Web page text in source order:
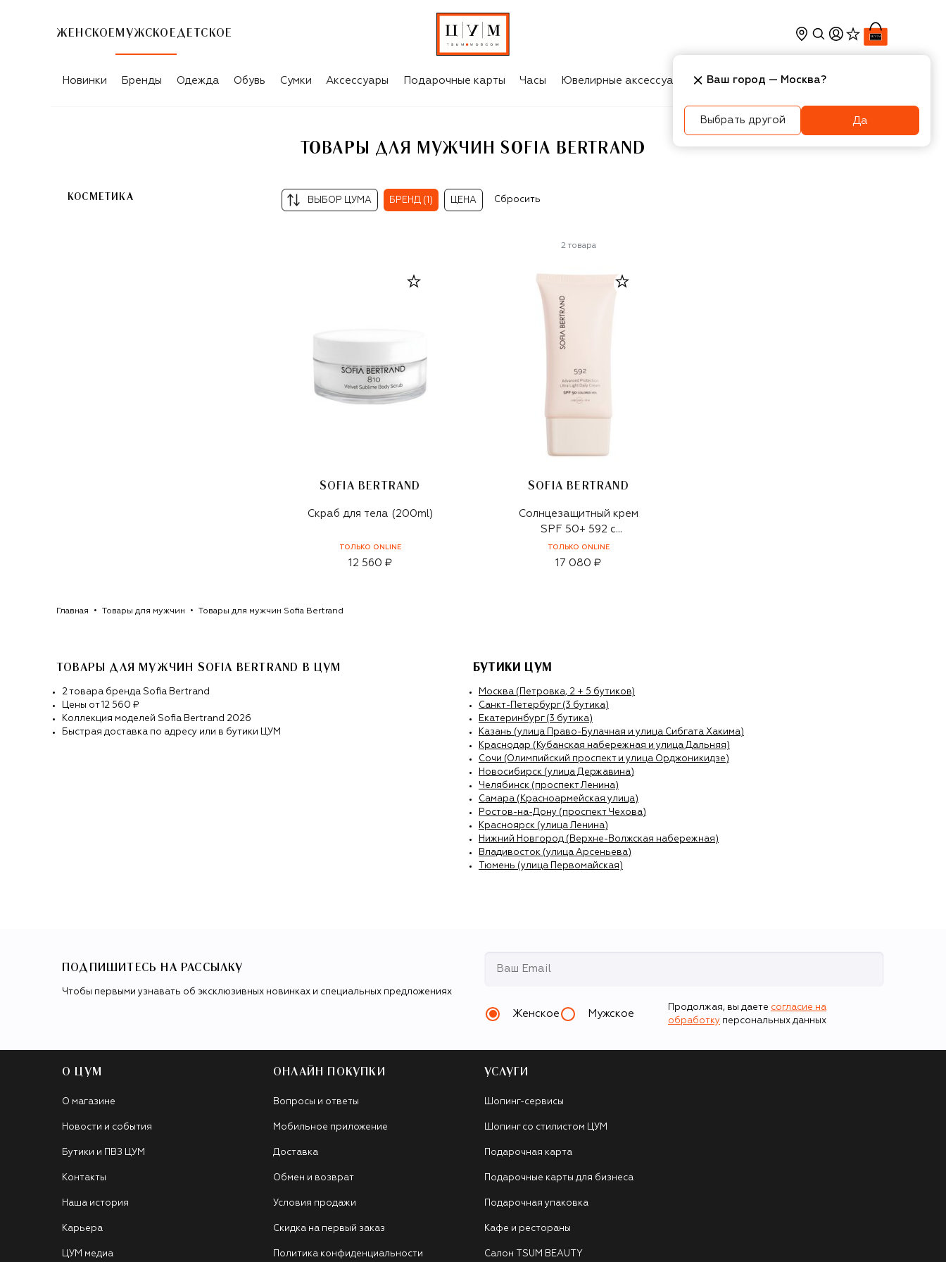
ЖЕНСКОЕ МУЖСКОЕ ДЕТСКОЕ
ТОВАРЫ ДЛЯ МУЖЧИН SOFIA BERTRAND
Новинки Бренды Одежда Обувь Сумки Аксессуары Подарочные карты Часы Ювелирные аксессуары Косметика Интерьер
ТОВАРЫ ДЛЯ МУЖЧИН SOFIA BERTRAND
КОСМЕТИКА ВЫБОР ЦУМА БРЕНД (1) ЦЕНА Сбросить
2 товара
SOFIA BERTRAND
Скраб для тела (200ml)
ТОЛЬКО ONLINE
12 560 ₽
SOFIA BERTRAND
Солнцезащитный крем
SPF 50+ 592 с
тональным эффектом
Advanced Protection
ТОЛЬКО ONLINE
17 080 ₽
Главная Товары для мужчин Товары для мужчин Sofia Bertrand
ТОВАРЫ ДЛЯ МУЖЧИН SOFIA BERTRAND В ЦУМ
2товара бренда Sofia Bertrand
Цены от12 560 ₽
Коллекция моделей Sofia Bertrand 2026
Быстрая доставка по адресу или в бутики ЦУМ
БУТИКИ ЦУМ
Москва (Петровка, 2 + 5 бутиков)
Санкт-Петербург (3 бутика)
Екатеринбург (3 бутика)
Казань (улица Право-Булачная и улица Сибгата Хакима)
Краснодар (Кубанская набережная и улица Дальняя)
Сочи (Олимпийский проспект и улица Орджоникидзе)
Новосибирск (улица Державина)
Челябинск (проспект Ленина)
Самара (Красноармейская улица)
Ростов-на-Дону (проспект Чехова)
Красноярск (улица Ленина)
Нижний Новгород (Верхне-Волжская набережная)
Владивосток (улица Арсеньева)
Тюмень (улица Первомайская)
ПОДПИШИТЕСЬ НА РАССЫЛКУ
Чтобы первыми узнавать об эксклюзивных новинках и специальных предложениях
Женское Мужское
Продолжая, вы даете согласие на
обработку персональных данных
О ЦУМ
О магазине
Новости и события
Бутики и ПВЗ ЦУМ
Контакты
Наша история
Карьера
ЦУМ медиа
ОНЛАЙН ПОКУПКИ
Вопросы и ответы
Мобильное приложение
Доставка
Обмен и возврат
Условия продажи
Скидка на первый заказ
Политика конфиденциальности
УСЛУГИ
Шопинг-сервисы
Шопинг со стилистом ЦУМ
Подарочная карта
Подарочные карты для бизнеса
Подарочная упаковка
Кафе и рестораны
Салон TSUM BEAUTY
Ваш город — Москва?
Выбрать другой Да